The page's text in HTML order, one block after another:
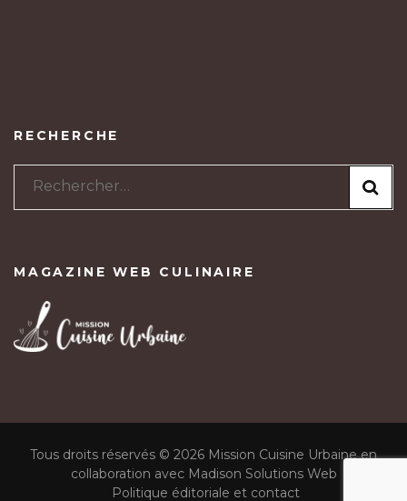
RECHERCHE
Rechercher :
MAGAZINE WEB CULINAIRE
Tous droits réservés © 2026 Mission Cuisine Urbaine en
collaboration avec Madison Solutions Web
Politique éditoriale et contact